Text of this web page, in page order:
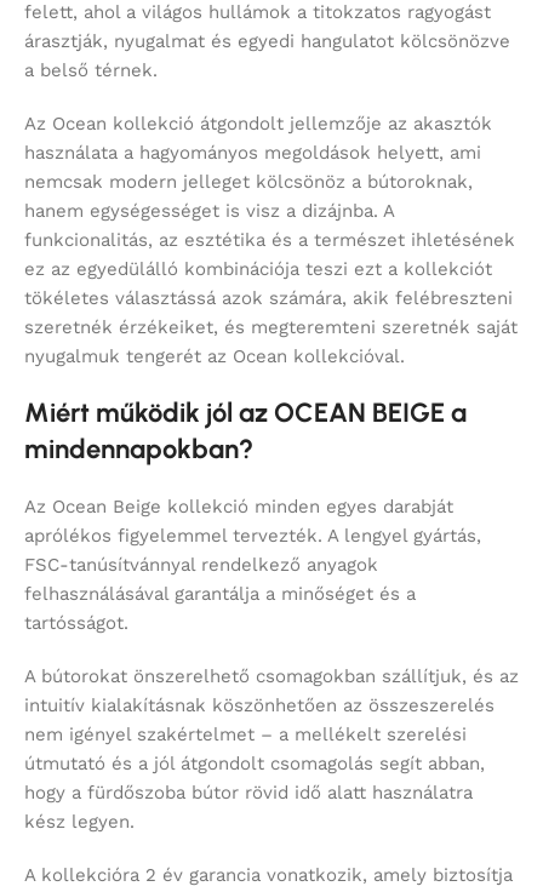
felett, ahol a világos hullámok a titokzatos ragyogást
árasztják, nyugalmat és egyedi hangulatot kölcsönözve
a belső térnek.
Az Ocean kollekció átgondolt jellemzője az akasztók
használata a hagyományos megoldások helyett, ami
nemcsak modern jelleget kölcsönöz a bútoroknak,
hanem egységességet is visz a dizájnba. A
funkcionalitás, az esztétika és a természet ihletésének
ez az egyedülálló kombinációja teszi ezt a kollekciót
tökéletes választássá azok számára, akik felébreszteni
szeretnék érzékeiket, és megteremteni szeretnék saját
nyugalmuk tengerét az Ocean kollekcióval.
Miért működik jól az OCEAN BEIGE a
mindennapokban?
Az Ocean Beige kollekció minden egyes darabját
aprólékos figyelemmel tervezték. A lengyel gyártás,
FSC-tanúsítvánnyal rendelkező anyagok
felhasználásával garantálja a minőséget és a
tartósságot.
A bútorokat önszerelhető csomagokban szállítjuk, és az
intuitív kialakításnak köszönhetően az összeszerelés
nem igényel szakértelmet – a mellékelt szerelési
útmutató és a jól átgondolt csomagolás segít abban,
hogy a fürdőszoba bútor rövid idő alatt használatra
kész legyen.
A kollekcióra 2 év garancia vonatkozik, amely biztosítja